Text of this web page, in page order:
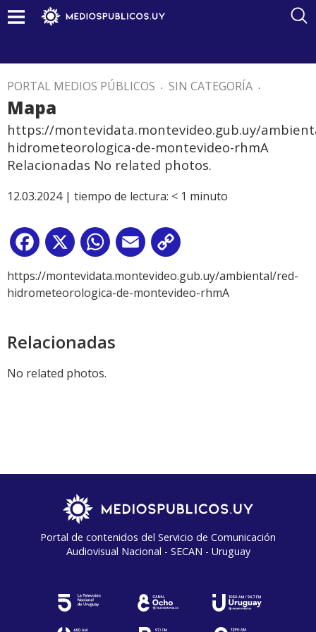
PORTAL MEDIOS PÚBLICOS . SIN CATEGORÍA .
Mapa
https://montevidata.montevideo.gub.uy/
hidrometeorologica-de-montevideo-rhmA
Relacionadas No related photos.
12.03.2024 | tiempo de lectura: < 1 minuto
Facebook
X WhatsApp
Email
Link
https://montevidata.montevideo.gub.uy/ambiental/red-
hidrometeorologica-de-montevideo-rhmA
Relacionadas
No related photos.
Portal de contenidos del Servicio de Comunicación
Audiovisual Nacional - SECAN - Uruguay